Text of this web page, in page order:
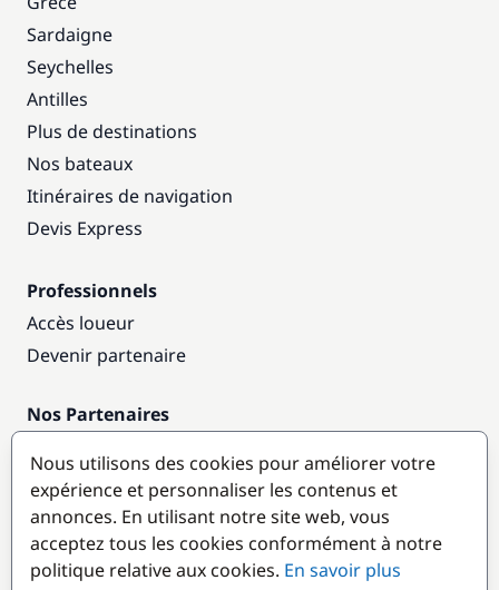
Sardaigne
Seychelles
Antilles
Plus de destinations
Nos bateaux
Itinéraires de navigation
Devis Express
Professionnels
Accès loueur
Devenir partenaire
Nos Partenaires
Destinations populaires
Nous utilisons des cookies pour améliorer votre
expérience et personnaliser les contenus et
annonces. En utilisant notre site web, vous
acceptez tous les cookies conformément à notre
politique relative aux cookies. En savoir plus